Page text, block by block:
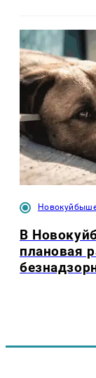
В
плановая